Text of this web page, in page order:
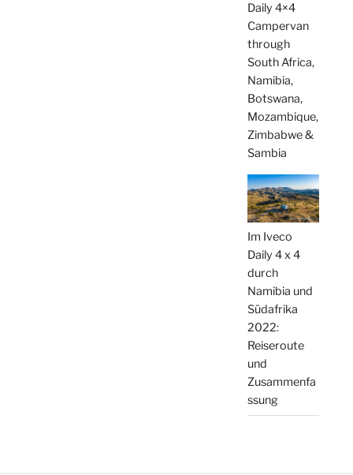
Daily 4×4
Campervan
through
South Africa,
Namibia,
Botswana,
Mozambique,
Zimbabwe &
Sambia
Im Iveco
Daily 4 x 4
durch
Namibia und
Südafrika
2022:
Reiseroute
und
Zusammenfa
ssung